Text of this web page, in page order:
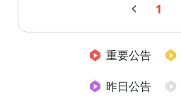
1
重要公告
昨日公告